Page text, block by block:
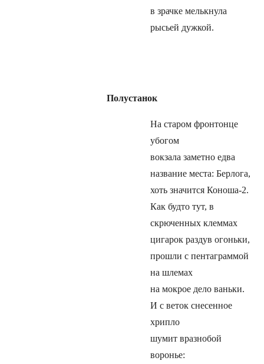
в зрачке мелькнула
рысьей дужкой.
Полустанок
На старом фронтонце
убогом
вокзала заметно едва
название места: Берлога,
хоть значится Коноша-2.
Как будто тут, в
скрюченных клеммах
цигарок раздув огоньки,
прошли с пентаграммой
на шлемах
на мокрое дело ваньки.
И с веток снесенное
хрипло
шумит вразнобой
воронье: